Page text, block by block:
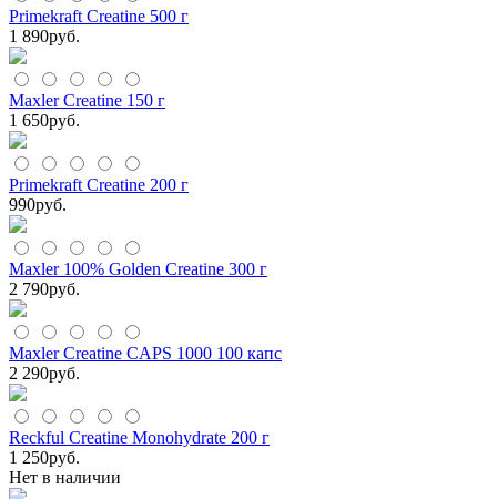
Primekraft Creatine 500 г
1 890руб.
Maxler Creatine 150 г
1 650руб.
Primekraft Creatine 200 г
990руб.
Maxler 100% Golden Creatine 300 г
2 790руб.
Maxler Creatine CAPS 1000 100 капс
2 290руб.
Reckful Creatine Monohydrate 200 г
1 250руб.
Нет в наличии